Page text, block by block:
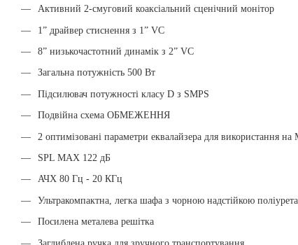
Активний 2-смуговий коаксіальний сценічний монітор
1” драйвер стиснення з 1” VC
8” низькочастотний динамік з 2” VC
Загальна потужність 500 Вт
Підсилювач потужності класу D з SMPS
Подвійна схема ОБМЕЖЕННЯ
2 оптимізовані параметри еквалайзера для використання
SPL MAX 122 дБ
АЧХ 80 Гц - 20 КГц
Ультракомпактна, легка шафа з чорною надстійкою
Посилена металева решітка